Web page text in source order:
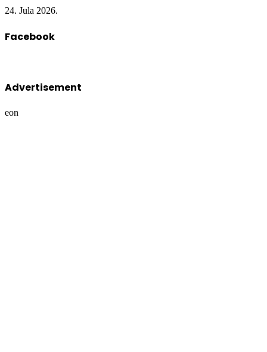
24. Jula 2026.
Facebook
Advertisement
eon